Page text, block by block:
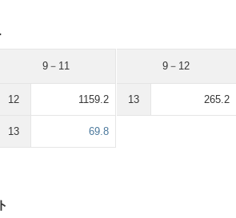
9－11
12 1159.2
13 69.8
9－12
13 265.2